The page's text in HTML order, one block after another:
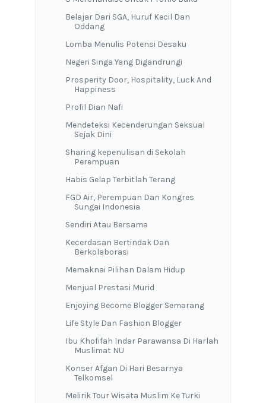
Belajar Dari SGA, Huruf Kecil Dan
Oddang
Lomba Menulis Potensi Desaku
Negeri Singa Yang Digandrungi
Prosperity Door, Hospitality, Luck And
Happiness
Profil Dian Nafi
Mendeteksi Kecenderungan Seksual
Sejak Dini
Sharing kepenulisan di Sekolah
Perempuan
Habis Gelap Terbitlah Terang
FGD Air, Perempuan Dan Kongres
Sungai Indonesia
Sendiri Atau Bersama
Kecerdasan Bertindak Dan
Berkolaborasi
Memaknai Pilihan Dalam Hidup
Menjual Prestasi Murid
Enjoying Become Blogger Semarang
Life Style Dan Fashion Blogger
Ibu Khofifah Indar Parawansa Di Harlah
Muslimat NU
Konser Afgan Di Hari Besarnya
Telkomsel
Melirik Tour Wisata Muslim Ke Turki